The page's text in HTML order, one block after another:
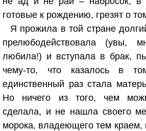
готовые к рождению, грезят о
Я прожила в той стране
прелюбодействовала (увы,
любила!) и вступала в брак,
чему-то, что казалось в
единственный раз стала
Но ничего из того, чем
сделала, и не нашла своего
морока, владеющего тем краем,